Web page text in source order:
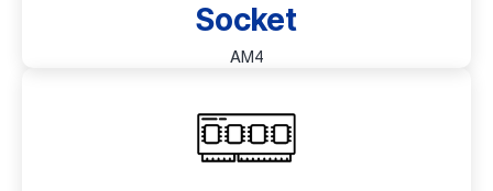
Socket
AM4